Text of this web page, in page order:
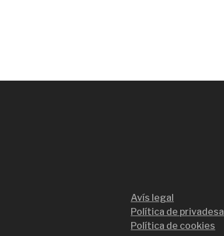
Avís legal
Política de privadesa
Política de cookies